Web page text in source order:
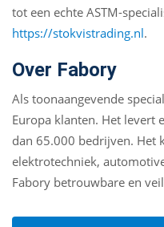
tot een echte ASTM-
https://stokvistrading.nl.
Over Fabory
Als toonaangevende
Europa klanten. Het levert
dan 65.000 bedrijven. Het
elektrotechniek,
Fabory betrouwbare en